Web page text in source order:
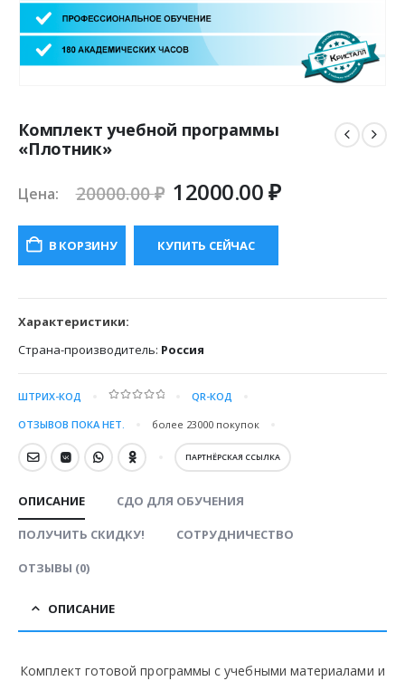
Комплект учебной программы
«Плотник»
Цена: 20000.00₽ Первоначальная
составляла
20000.00 ₽.
12000.00₽Текущая
В КОРЗИНУ КУПИТЬ СЕЙЧАС
Характеристики:
Страна-производитель: Россия
ШТРИХ-КОД QR-КОД
ОТЗЫВОВ ПОКА НЕТ. более 23000 покупок
ПАРТНЁРСКАЯ ССЫЛКА
ОПИСАНИЕ СДО ДЛЯ ОБУЧЕНИЯ
ПОЛУЧИТЬ СКИДКУ! СОТРУДНИЧЕСТВО
ОТЗЫВЫ (0)
ОПИСАНИЕ
Комплект готовой программы с учебными материалами и